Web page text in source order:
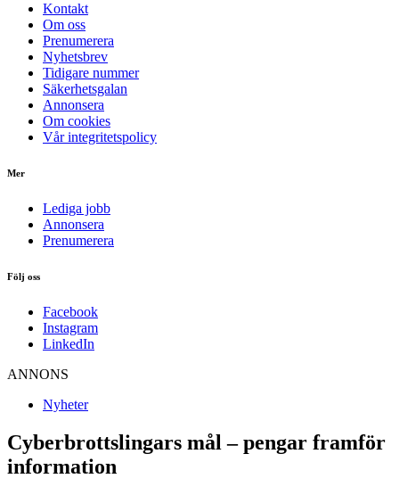
Kontakt
Om oss
Prenumerera
Nyhetsbrev
Tidigare nummer
Säkerhetsgalan
Annonsera
Om cookies
Vår integritetspolicy
Mer
Lediga jobb
Annonsera
Prenumerera
Följ oss
Facebook
Instagram
LinkedIn
ANNONS
Nyheter
Cyberbrottslingars mål – pengar framför
information